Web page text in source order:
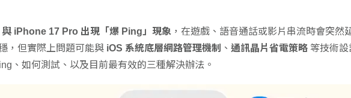
iPhone 17 Pro 出現「爆 Ping」現象 ，在遊戲、語音通話或影片串流時會突
，但實際上問題可能與 iOS 系統底層網路管理機制 、 通訊晶片省電策略 等技術
、如何測試、以及目前最有效的三種解決辦法。